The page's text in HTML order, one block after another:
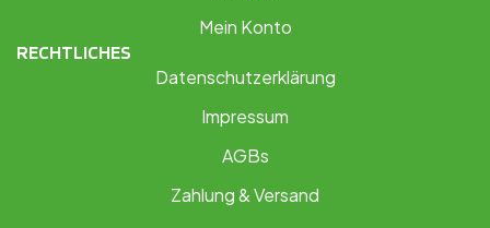
Mein Konto
RECHTLICHES
Datenschutzerklärung
Impressum
AGBs
Zahlung & Versand